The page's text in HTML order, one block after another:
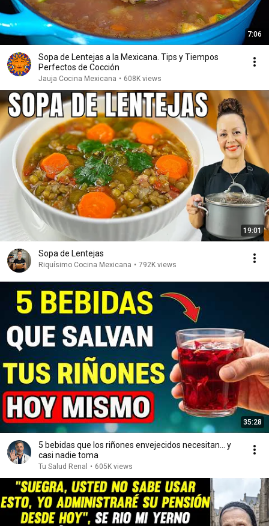
7:06
Sopa de Lentejas a la Mexicana. Tips y Tiempos
Perfectos de Cocción
Jauja Cocina Mexicana • 608K views
19:01
Sopa de Lentejas
Riquísimo Cocina Mexicana • 792K views
35:28
5 bebidas que los riñones envejecidos necesitan… y
casi nadie toma
Tu Salud Renal • 605K views